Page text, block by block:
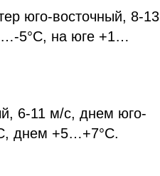
юго-восточный, 8-13
5°С, на юге +1…
6-11 м/с, днем юго-
днем +5…+7°С.